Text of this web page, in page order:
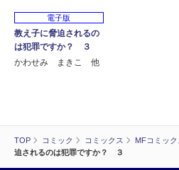
TOP コミック コミックス MFコミッ
迫されるのは犯罪ですか？ ３
電子版
教え子に脅迫されるの
は犯罪ですか？ ３
かわせみ まきこ 他